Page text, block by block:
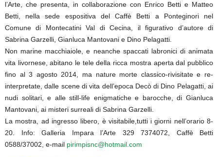
l’Arte, che presenta, in collaborazione con Enrico Betti e Matteo
Betti, nella sede espositiva del Caffè Betti a Ponteginori nel
Comune di Montecatini Val di Cecina, il figurativo d’autore di
Sabrina Garzelli, Gianluca Mantovani e Dino Pelagatti.
Non marine macchiaiole, e neanche spaccati labronici di animata
vita livornese, abitano le tele della ricca mostra aperta dal pubblico
fino al 3 agosto 2014, ma nature morte classico-rivisitate e re-
interpretate, dalle scene di vita dell’epoca Decò di Dino Pelagatti, ai
nudi solitari, e alle still-life enigmatiche e barocche, di Gianluca
Mantovani, ai misteri surreali di Sabrina Garzelli.
La mostra, ad ingresso libero, è visitabile,tutti i giorni nell’orario 8-
20. Info: Galleria Impara l’Arte 329 7374072, Caffè Betti
0588/37002, e-mail pirimpisnc@hotmail.com